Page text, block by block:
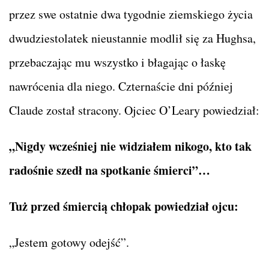
przez swe ostatnie dwa tygodnie ziemskiego życia
dwudziestolatek nieustannie modlił się za Hughsa,
przebaczając mu wszystko i błagając o łaskę
nawrócenia dla niego. Czternaście dni później
Claude został stracony. Ojciec O’Leary powiedział:
„Nigdy wcześniej nie widziałem nikogo, kto tak
radośnie szedł na spotkanie śmierci”…
Tuż przed śmiercią chłopak powiedział ojcu:
„Jestem gotowy odejść”.